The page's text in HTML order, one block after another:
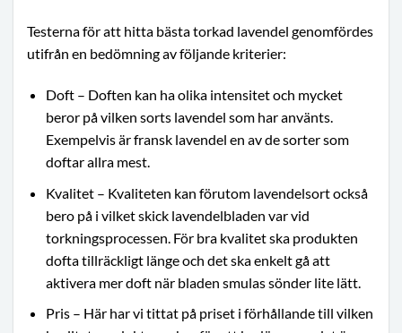
Testerna för att hitta bästa torkad lavendel genomfördes
utifrån en bedömning av följande kriterier:
Doft – Doften kan ha olika intensitet och mycket
beror på vilken sorts lavendel som har använts.
Exempelvis är fransk lavendel en av de sorter som
doftar allra mest.
Kvalitet – Kvaliteten kan förutom lavendelsort också
bero på i vilket skick lavendelbladen var vid
torkningsprocessen. För bra kvalitet ska produkten
dofta tillräckligt länge och det ska enkelt gå att
aktivera mer doft när bladen smulas sönder lite lätt.
Pris – Här har vi tittat på priset i förhållande till vilken